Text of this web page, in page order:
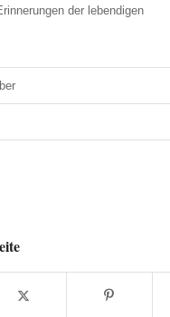
der lebendigen